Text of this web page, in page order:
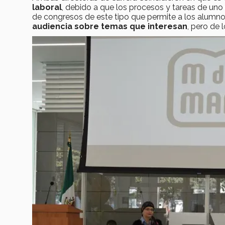
laboral, debido a que los procesos y tareas de
de congresos de este tipo que permite a los
audiencia sobre temas que interesan, pero de